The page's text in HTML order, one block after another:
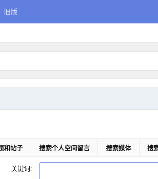
旧版
和帖子 搜索个人空间留言 搜索媒体 搜
关键词: